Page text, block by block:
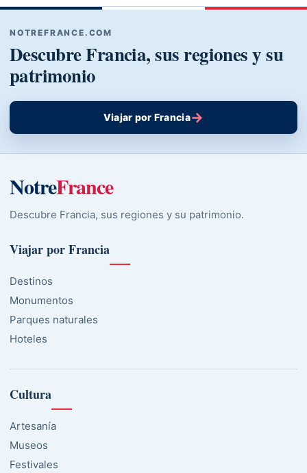
NOTREFRANCE.COM
Descubre Francia, sus regiones y su
patrimonio
Viajar por Francia→
NotreFrance
Descubre Francia, sus regiones y su patrimonio.
Viajar por Francia
Destinos
Monumentos
Parques naturales
Hoteles
Cultura
Artesanía
Museos
Festivales